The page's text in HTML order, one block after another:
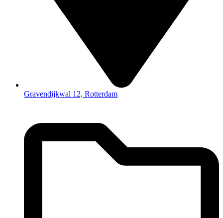
Gravendijkwal 12, Rotterdam